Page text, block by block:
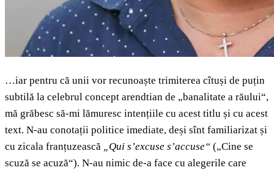
…iar pentru că unii vor recunoaște trimiterea cîtuși de puțin
subtilă la celebrul concept arendtian de „banalitate a răului“,
mă grăbesc să-mi lămuresc intențiile cu acest titlu și cu acest
text. N-au conotații politice imediate, deși sînt familiarizat și
cu zicala franțuzească „Qui s’excuse s’accuse“ („Cine se
scuză se acuză“). N-au nimic de-a face cu alegerile care